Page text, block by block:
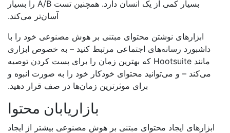
بسیار کمی از یک انسان دارد. همچنین تست A/B را بسیار
آسان‌تر می‌کند.
ابزارهای نوشتن محتوای مبتنی بر هوش مصنوعی خود را با
داشبورد رسانه‌های اجتماعی مرتبط کنید – به خصوص ابزاری
مانند Hootsuite که بهترین زمان را برای پست کردن توصیه
می‌کند – و می‌توانید محتوای خودکار خود را به صورت انبوه و
برای موثرترین زمان‌ها در صف قرار دهید.
بازاریابان محتوا
ابزارهای ایجاد محتوای مبتنی بر هوش مصنوعی بیشتر از ایجاد